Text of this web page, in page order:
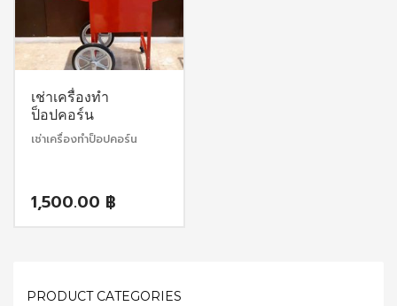
เช่าเครื่องทำ
ป็อปคอร์น
เช่าเครื่องทำป็อปคอร์น
1,500.00 ฿
PRODUCT CATEGORIES